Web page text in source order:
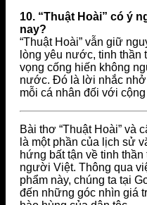
10. “Thuật Hoài” có ý
nay?
“Thuật Hoài” vẫn giữ
lòng yêu nước, tinh thần
vọng cống hiến không
nước. Đó là lời nhắc
mỗi cá nhân đối với
Bài thơ “Thuật Hoài” và
là một phần của lịch sử
hứng bất tận về tinh
người Việt. Thông qua
phẩm này, chúng ta tại
đến những góc nhìn giá